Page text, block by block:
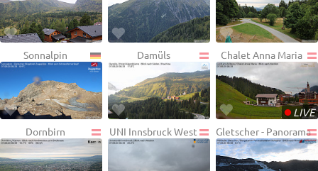
Sonnalpin Damüls Chalet Anna Maria
•LIVE
Dornbirn UNI Innsbruck West Gletscher - Panorama